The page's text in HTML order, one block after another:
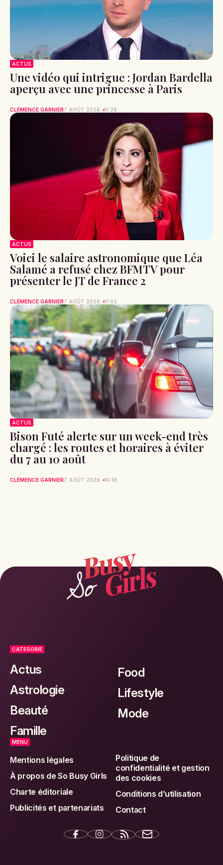
ACTUS
Une vidéo qui intrigue : Jordan Bardella
aperçu avec une princesse à Paris
CLÉMENCE GARNIER7 AOÛT 2026 11:28
ACTUS
Voici le salaire astronomique que Léa
Salamé a refusé chez BFMTV pour
présenter le JT de France 2
CLÉMENCE GARNIER7 AOÛT 2026 11:03
ACTUS
Bison Futé alerte sur un week-end très
chargé : les routes et horaires à éviter
du 7 au 10 août
CLÉMENCE GARNIER7 AOÛT 2026 10:18
CATEGORIE
Actus
Astrologie
Beauté
Famille
Food
Lifestyle
Mode
MENU
Mentions légales
À propos de So Busy Girls
Charte éditoriale
Publicités et partenariats
Politique de
confidentialité et gestion
des cookies
Conditions d’utilisation
Contact